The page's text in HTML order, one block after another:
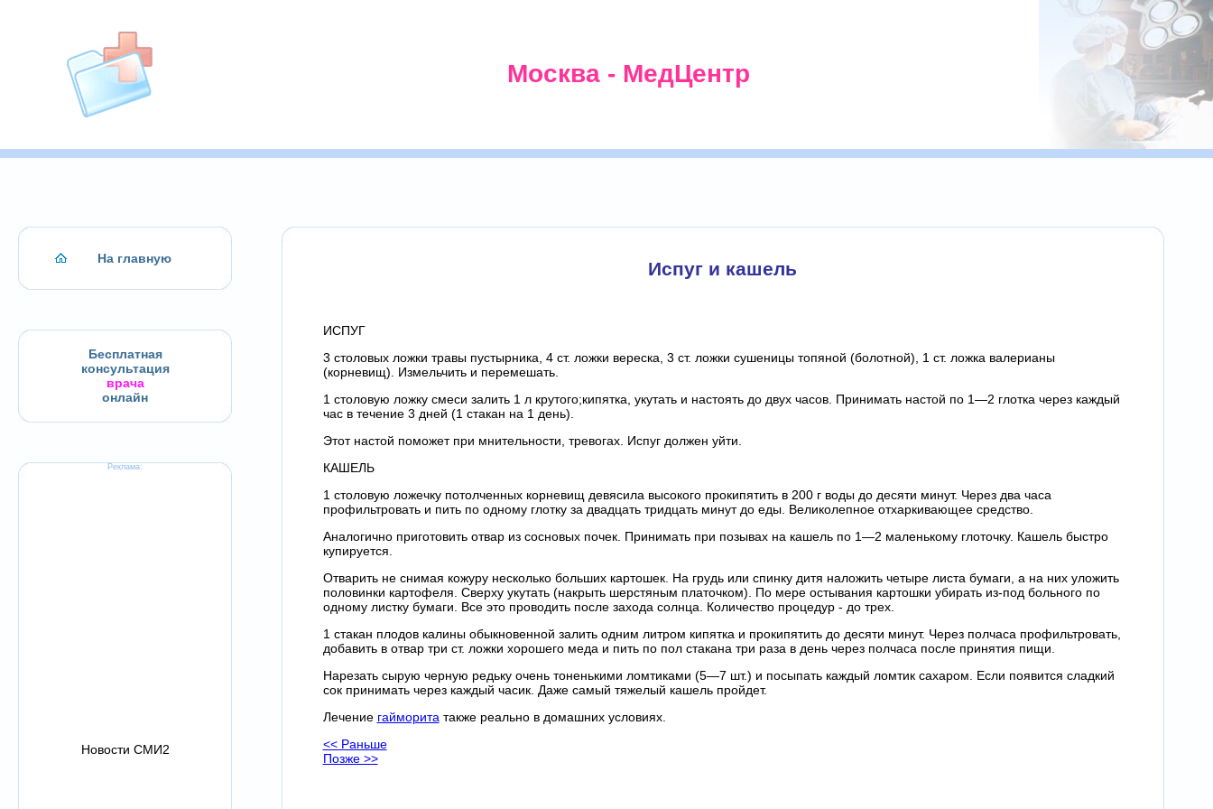
Москва - МедЦентр
На главную
Бесплатная
консультация
врача
онлайн
Реклама:
Новости СМИ2
Испуг и кашель
ИСПУГ
3 столовых ложки травы пустырника, 4 ст. ложки вереска, 3 ст. ложки сушеницы топяной (болотной), 1 ст. ложка валерианы
(корневищ). Измельчить и перемешать.
1 столовую ложку смеси залить 1 л крутого;кипятка, укутать и настоять до двух часов. Принимать настой по 1—2 глотка через каждый
час в течение 3 дней (1 стакан на 1 день).
Этот настой поможет при мнительности, тревогах. Испуг должен уйти.
КАШЕЛЬ
1 столовую ложечку потолченных корневищ девясила высокого прокипятить в 200 г воды до десяти минут. Через два часа
профильтровать и пить по одному глотку за двадцать тридцать минут до еды. Великолепное отхаркивающее средство.
Аналогично приготовить отвар из сосновых почек. Принимать при позывах на кашель по 1—2 маленькому глоточку. Кашель быстро
купируется.
Отварить не снимая кожуру несколько больших картошек. На грудь или спинку дитя наложить четыре листа бумаги, а на них уложить
половинки картофеля. Сверху укутать (накрыть шерстяным платочком). По мере остывания картошки убирать из-под больного по
одному листку бумаги. Все это проводить после захода солнца. Количество процедур - до трех.
1 стакан плодов калины обыкновенной залить одним литром кипятка и прокипятить до десяти минут. Через полчаса профильтровать,
добавить в отвар три ст. ложки хорошего меда и пить по пол стакана три раза в день через полчаса после принятия пищи.
Нарезать сырую черную редьку очень тоненькими ломтиками (5—7 шт.) и посыпать каждый ломтик сахаром. Если появится сладкий
сок принимать через каждый часик. Даже самый тяжелый кашель пройдет.
Лечение гайморита также реально в домашних условиях.
<< Раньше
Позже >>